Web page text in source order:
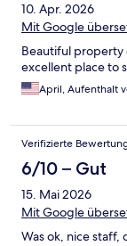
10. Apr. 2026
Mit Google
Beautiful property
excellent place to
April, Aufenthalt
Verifizierte
6/10 – Gut
15. Mai 2026
Mit Google
Was ok, nice staff,